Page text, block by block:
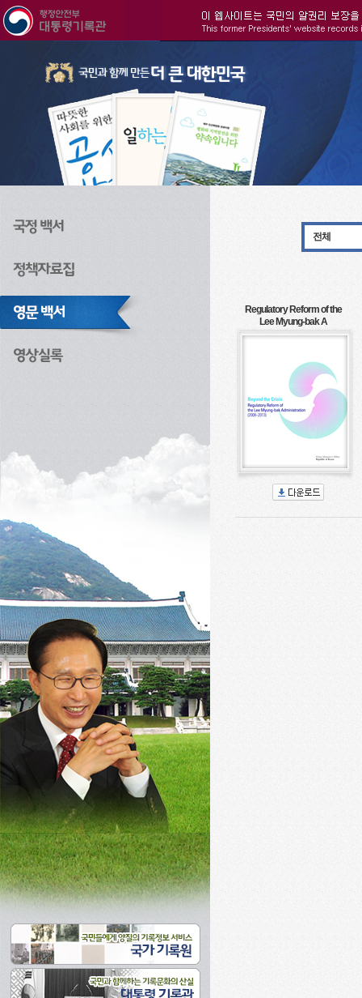
전체
Regulatory Reform of the
Lee Myung-bak A